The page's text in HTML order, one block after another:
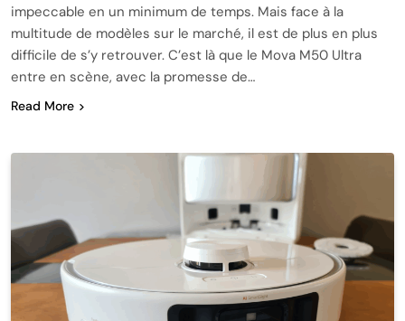
impeccable en un minimum de temps. Mais face à la
multitude de modèles sur le marché, il est de plus en plus
difficile de s’y retrouver. C’est là que le Mova M50 Ultra
entre en scène, avec la promesse de…
Read More